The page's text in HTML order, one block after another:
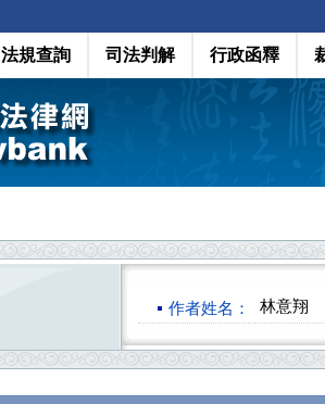
法規查詢 司法判解 行政函釋
作者姓名： 林意翔